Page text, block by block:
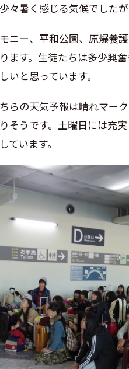
々暑く感じる気候でした
ニー、平和公園、原爆養
ます。生徒たちは多少興
いと思っています。
らの天気予報は晴れマー
そうです。土曜日には充
ています。